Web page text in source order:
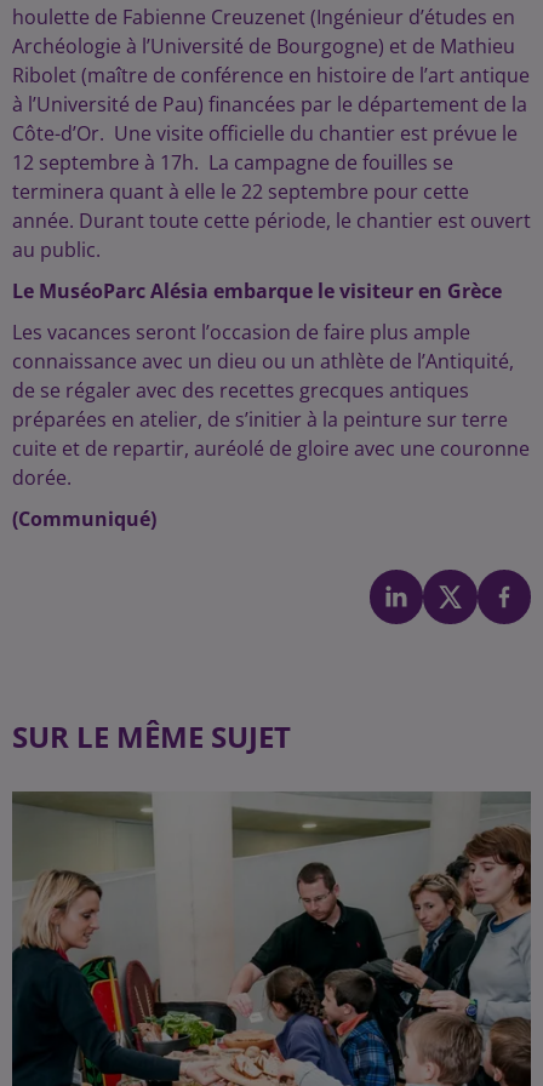
houlette de Fabienne Creuzenet (Ingénieur d’études en
Archéologie à l’Université de Bourgogne) et de Mathieu
Ribolet (maître de conférence en histoire de l’art antique
à l’Université de Pau) financées par le département de la
Côte-d’Or. Une visite officielle du chantier est prévue le
12 septembre à 17h. La campagne de fouilles se
terminera quant à elle le 22 septembre pour cette
année. Durant toute cette période, le chantier est ouvert
au public.
Le MuséoParc Alésia embarque le visiteur en Grèce
Les vacances seront l’occasion de faire plus ample
connaissance avec un dieu ou un athlète de l’Antiquité,
de se régaler avec des recettes grecques antiques
préparées en atelier, de s’initier à la peinture sur terre
cuite et de repartir, auréolé de gloire avec une couronne
dorée.
(Communiqué)
SUR LE MÊME SUJET